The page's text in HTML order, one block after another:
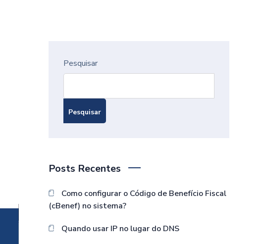
Pesquisar
Pesquisar
Posts Recentes
Como configurar o Código de Benefício Fiscal
(cBenef) no sistema?
Quando usar IP no lugar do DNS